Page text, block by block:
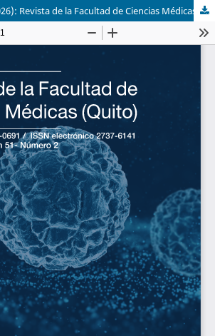
Vol. 51 Núm. 2 (2026): Revista de la Facultad de Ciencias Médicas (Quito)